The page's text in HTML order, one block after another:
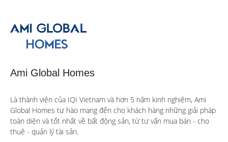
Ami Global Homes
Là thành viên của IQI Vietnam và hơn 5 năm kinh nghiệm, Ami
Global Homes tự hào mang đến cho khách hàng những giải pháp
toàn diện và tốt nhất về bất động sản, từ tư vấn mua bán - cho
thuê - quản lý tài sản.